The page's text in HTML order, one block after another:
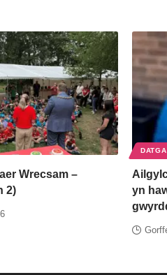
Wrecsam –
2)
yn